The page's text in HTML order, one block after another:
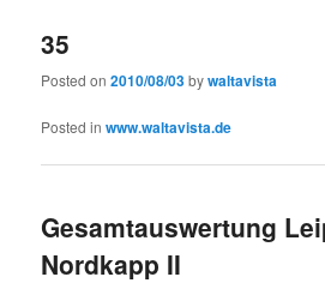
35
Posted on2010/08/03bywaltavista
Posted in www.waltavista.de
Gesamtauswertung
Nordkapp II